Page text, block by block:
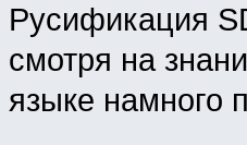
Русификация
смотря на
языке намного